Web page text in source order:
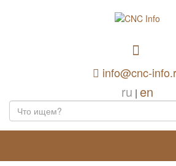
info@cnc-
ru | en